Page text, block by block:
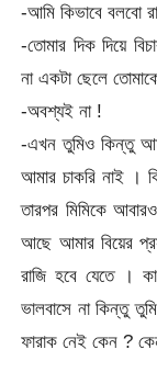
-আমি কিভাবে বলবো
-তোমার দিক দিয়ে
না একটা ছেলে
-অবশ্যই না !
-এখন তুমিও কিন্তু
আমার চাকরি নাই ।
তারপর মিমিকে
আছে আমার বিয়ের
রাজি হবে যেতে ।
ভালবাসে না কিন্তু
ফারাক নেই কেন ?